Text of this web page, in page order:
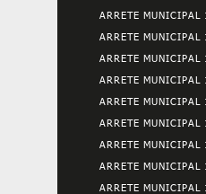
ARRETE
ARRETE
ARRETE
ARRETE
ARRETE
ARRETE
ARRETE
ARRETE
ARRETE